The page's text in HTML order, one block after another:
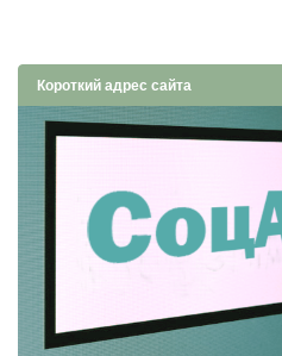
Короткий адрес сайта